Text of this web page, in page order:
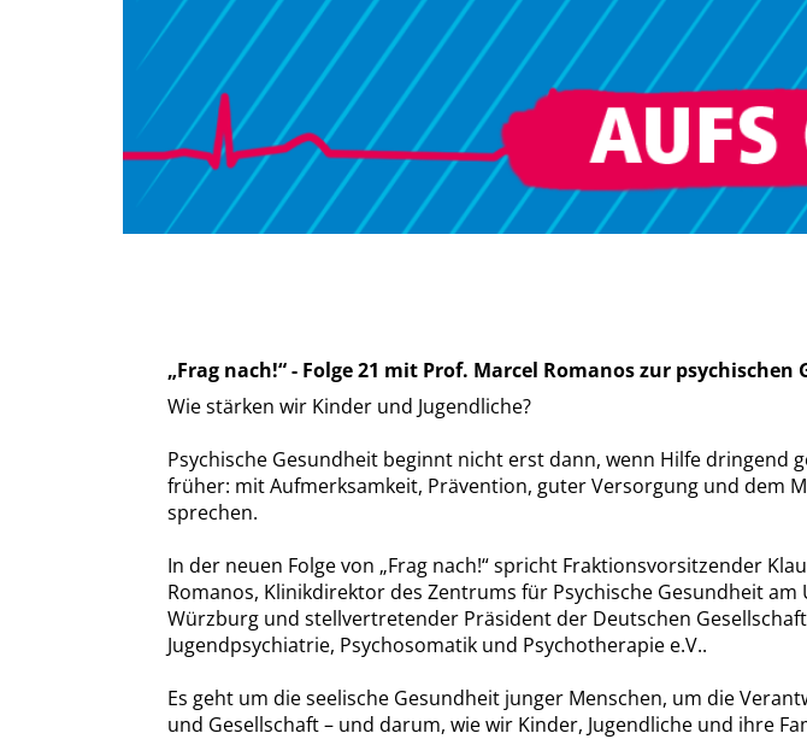
Frag nach!“ - Folge 21 mit Prof. Marcel Romanos zur psychischen
Wie stärken wir Kinder und Jugendliche?
Psychische Gesundheit beginnt nicht erst dann, wenn Hilfe dringend
früher: mit Aufmerksamkeit, Prävention, guter Versorgung und dem
sprechen.
In der neuen Folge von „Frag nach!“ spricht Fraktionsvorsitzender
Romanos, Klinikdirektor des Zentrums für Psychische Gesundheit
Würzburg und stellvertretender Präsident der Deutschen
Jugendpsychiatrie, Psychosomatik und Psychotherapie e.V..
Es geht um die seelische Gesundheit junger Menschen, um die
und Gesellschaft – und darum, wie wir Kinder, Jugendliche und ihre